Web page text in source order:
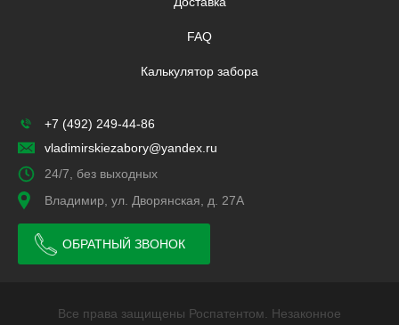
FAQ
Калькулятор забора
+7 (492) 249-44-86
vladimirskiezabory@yandex.ru
24/7, без выходных
Владимир, ул. Дворянская, д. 27А
ОБРАТНЫЙ ЗВОНОК
Все права защищены Роспатентом. Незаконное